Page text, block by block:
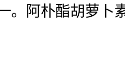
。阿朴酯胡萝卜